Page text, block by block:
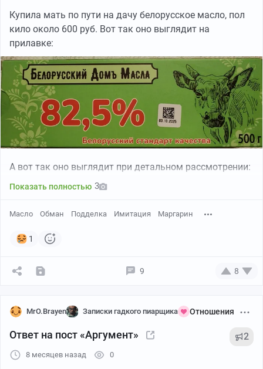
Купила мать по пути на дачу белорусское масло, пол
кило около 600 руб. Вот так оно выглядит на
прилавке:
А вот так оно выглядит при детальном рассмотрении:
Показать полностью 3
Масло Обман Подделка Имитация Маргарин
1
9 8
MrO.Brayen Записки гадкого пиарщика Отношения
Ответ на пост «Аргумент» 2
8 месяцев назад 0